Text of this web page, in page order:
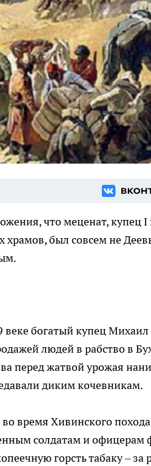
что меценат, купец
храмов, был совсем не
богатый купец
людей в рабство в
перед жатвой урожая
диким кочевникам.
время Хивинского
солдатам и офицерам
горсть табаку – за